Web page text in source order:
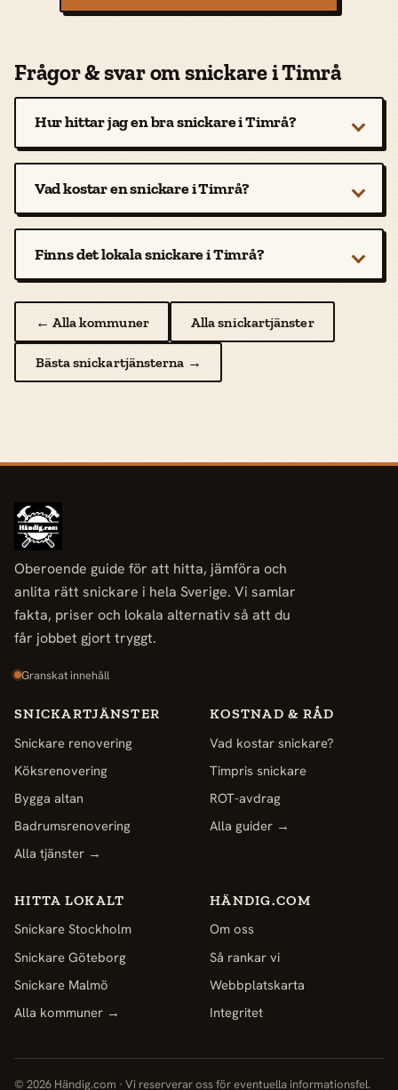
Frågor & svar om snickare i Timrå
Hur hittar jag en bra snickare i Timrå?
Vad kostar en snickare i Timrå?
Finns det lokala snickare i Timrå?
← Alla kommuner Alla snickartjänster
Bästa snickartjänsterna →
Oberoende guide för att hitta, jämföra och
anlita rätt snickare i hela Sverige. Vi samlar
fakta, priser och lokala alternativ så att du
får jobbet gjort tryggt.
Granskat innehåll
SNICKARTJÄNSTER
Snickare renovering
Köksrenovering
Bygga altan
Badrumsrenovering
Alla tjänster →
KOSTNAD & RÅD
Vad kostar snickare?
Timpris snickare
ROT-avdrag
Alla guider →
HITTA LOKALT
Snickare Stockholm
Snickare Göteborg
Snickare Malmö
Alla kommuner →
HÄNDIG.COM
Om oss
Så rankar vi
Webbplatskarta
Integritet
© 2026 Händig.com · Vi reserverar oss för eventuella informationsfel.